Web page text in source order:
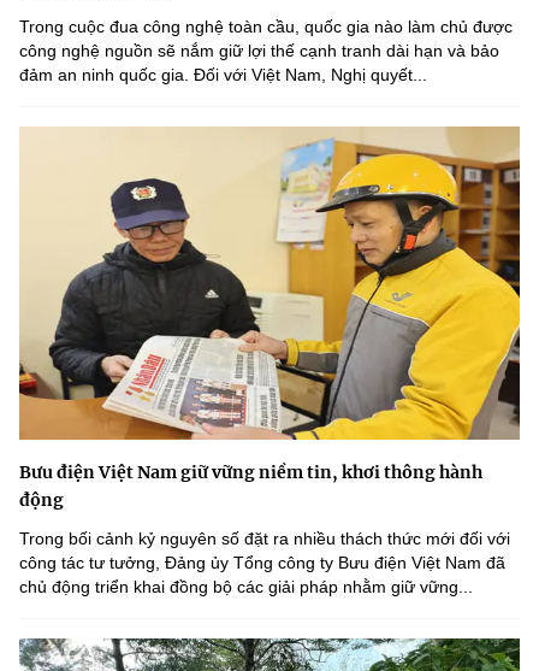
Trong cuộc đua công nghệ toàn cầu, quốc gia nào làm chủ được
công nghệ nguồn sẽ nắm giữ lợi thế cạnh tranh dài hạn và bảo
đảm an ninh quốc gia. Đối với Việt Nam, Nghị quyết...
Bưu điện Việt Nam giữ vững niềm tin, khơi thông hành
động
Trong bối cảnh kỷ nguyên số đặt ra nhiều thách thức mới đối với
công tác tư tưởng, Đảng ủy Tổng công ty Bưu điện Việt Nam đã
chủ động triển khai đồng bộ các giải pháp nhằm giữ vững...